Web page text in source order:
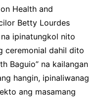
Health and
Betty Lourdes
ipinatungkol nito
ceremonial dahil dito
Baguio” na kailangan
hangin, ipinaliwanag
ang masamang